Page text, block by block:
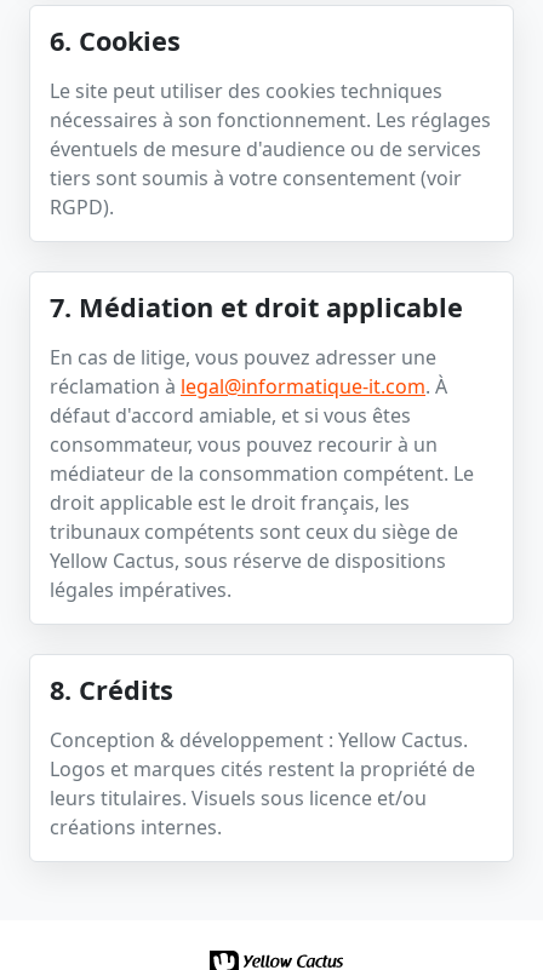
6. Cookies
Le site peut utiliser des cookies techniques
nécessaires à son fonctionnement. Les réglages
éventuels de mesure d'audience ou de services
tiers sont soumis à votre consentement (voir
RGPD).
7. Médiation et droit applicable
En cas de litige, vous pouvez adresser une
réclamation à legal@informatique-it.com. À
défaut d'accord amiable, et si vous êtes
consommateur, vous pouvez recourir à un
médiateur de la consommation compétent. Le
droit applicable est le droit français, les
tribunaux compétents sont ceux du siège de
Yellow Cactus, sous réserve de dispositions
légales impératives.
8. Crédits
Conception & développement : Yellow Cactus.
Logos et marques cités restent la propriété de
leurs titulaires. Visuels sous licence et/ou
créations internes.